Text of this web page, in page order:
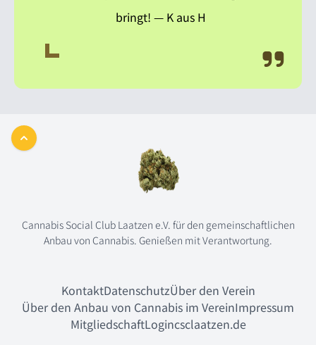
bringt! — K aus H
Back to top
Cannabis Social Club Laatzen e.V. für den gemeinschaftlichen
Anbau von Cannabis. Genießen mit Verantwortung.
KontaktDatenschutzÜber den Verein
Über den Anbau von Cannabis im VereinImpressum
MitgliedschaftLogincsclaatzen.de